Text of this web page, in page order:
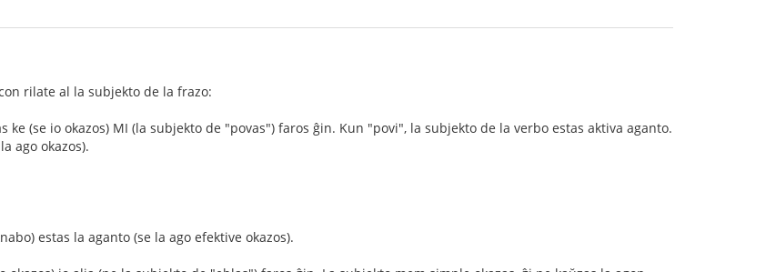
rilate al la subjekto de la frazo:
(se io okazos) MI (la subjekto de "povas") faros ĝin. Kun "povi", la subjekto de la verbo estas aktiva aganto.
ago okazos).
estas la aganto (se la ago efektive okazos).